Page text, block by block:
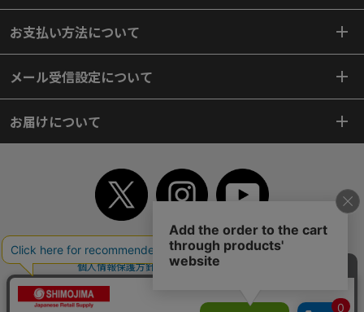
お支払い方法について
メール受信設定について
お届けについて
TOP 初めてご利用のお客様へ ご利用案内
ご利用規約
個人情報保護方針
特定商取引法
よくあるご質問
お問い合わせ
サイトマップ